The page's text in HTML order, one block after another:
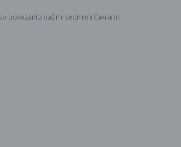
so povezani z našimi sedmimi čakrami: